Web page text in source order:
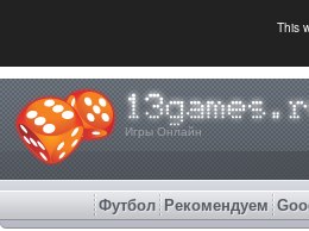
This
Игры Онлайн
Футбол Рекомендуем